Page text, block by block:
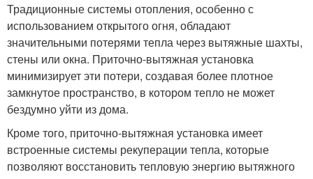
Традиционные системы отопления, особенно с
использованием открытого огня, обладают
значительными потерями тепла через вытяжные шахты,
стены или окна. Приточно-вытяжная установка
минимизирует эти потери, создавая более плотное
замкнутое пространство, в котором тепло не может
бездумно уйти из дома.
Кроме того, приточно-вытяжная установка имеет
встроенные системы рекуперации тепла, которые
позволяют восстановить тепловую энергию вытяжного